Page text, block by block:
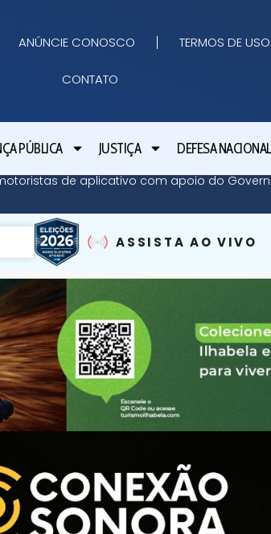
ANÚNCIE CONOSCO TERMOS DE USO
CONTATO
PÚBLICA JUSTIÇA DEFESA NACIONAL
de aplicativo com apoio do
ASSISTA AO VIVO